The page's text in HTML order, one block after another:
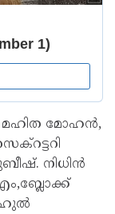
മോഹൻ,
നിധിൻ